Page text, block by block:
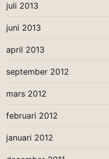
juli 2013
juni 2013
april 2013
september 2012
mars 2012
februari 2012
januari 2012